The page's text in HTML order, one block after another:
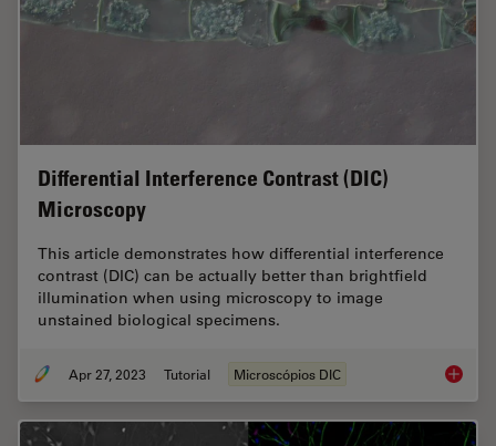
Differential Interference Contrast (DIC)
Microscopy
This article demonstrates how differential interference
contrast (DIC) can be actually better than brightfield
illumination when using microscopy to image
unstained biological specimens.
Apr 27, 2023 Tutorial Microscópios DIC